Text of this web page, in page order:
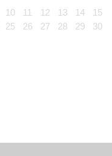
10 11 12 13 14
15
25 26 27 28 29
30